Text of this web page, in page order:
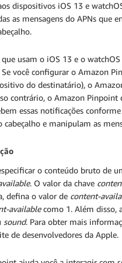
dispositivos iOS 13 e
as mensagens do APNs que
usam o iOS 13 e o
Se você configurar o Amazon
do destinatário), o
contrário, o Amazon
essas notificações
cabeçalho e manipulam as
o conteúdo bruto de
. O valor da chave
defina o valor de content-
availablecomo 1. Além disso,
sound. Para obter mais
de desenvolvedores da Apple.